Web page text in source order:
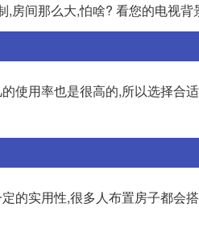
房间那么大,怕啥? 看您的电视
使用率也是很高的,所以选择合
的实用性,很多人布置房子都会